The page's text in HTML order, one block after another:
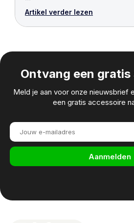
Artikel verder lezen
Ontvang een gratis
Meld je aan voor onze nieuwsbrief
een gratis accessoire
Aanmelden